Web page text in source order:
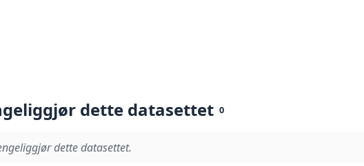
dette datasettet 0
dette datasettet.